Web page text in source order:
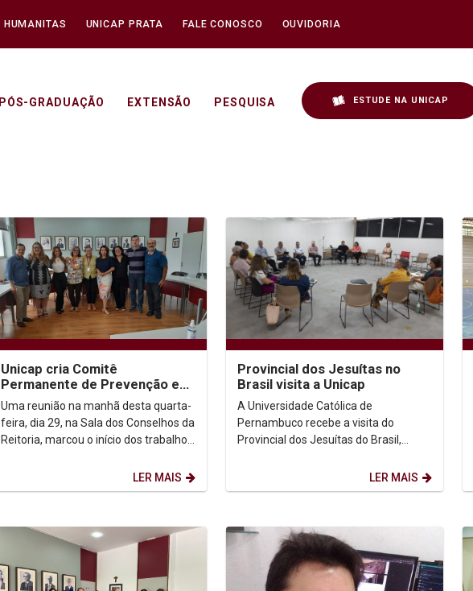
HUMANITAS UNICAP PRATA FALE CONOSCO OUVIDORIA
PÓS-GRADUAÇÃO EXTENSÃO PESQUISA ESTUDE NA UNICAP
Unicap cria Comitê
Permanente de Prevenção e
Tratamento Contra Assédios
Uma reunião na manhã desta quarta-
feira, dia 29, na Sala dos Conselhos da
Reitoria, marcou o início dos trabalhos
LER MAIS
Provincial dos Jesuítas no
Brasil visita a Unicap
A Universidade Católica de
Pernambuco recebe a visita do
Provincial dos Jesuítas do Brasil,
amanhã, dia 29 de março....LER MAIS